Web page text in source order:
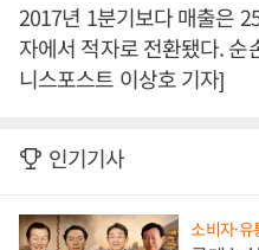
2017년 1분기보다 매출은
자에서 적자로 전환됐다.
니스포스트 이상호 기자]
인기기사
소비자·유